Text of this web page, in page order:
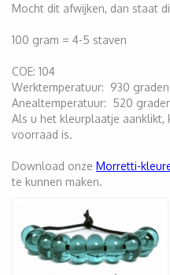
Mocht dit afwijken, dan staat
100 gram = 4-5 staven
COE: 104
Werktemperatuur: 930 graden
Anealtemperatuur: 520
Als u het kleurplaatje
voorraad is.
Download onze Morretti-
te kunnen maken.